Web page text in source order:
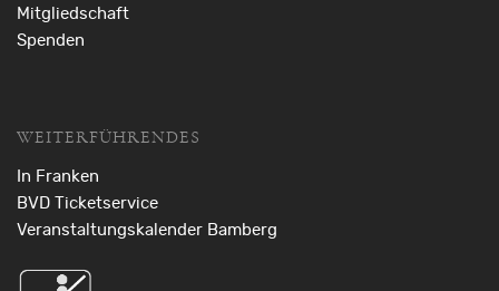
Mitgliedschaft
Spenden
WEITERFÜHRENDES
In Franken
BVD Ticketservice
Veranstaltungskalender Bamberg